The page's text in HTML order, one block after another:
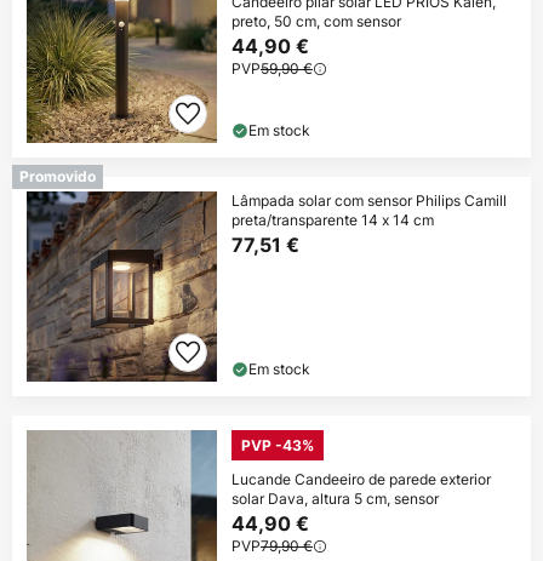
preto, 50 cm, com sensor
44,90 €
PVP59,90 €
Em stock
Promovido
Lâmpada solar com sensor Philips Camill
preta/transparente 14 x 14 cm
77,51 €
Em stock
PVP -43%
Lucande Candeeiro de parede exterior
solar Dava, altura 5 cm, sensor
44,90 €
PVP79,90 €